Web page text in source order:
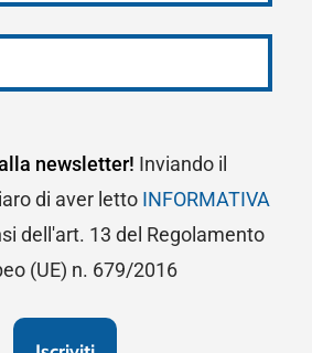
newsletter! Inviando il
di aver letto INFORMATIVA
dell'art. 13 del Regolamento
(UE) n. 679/2016